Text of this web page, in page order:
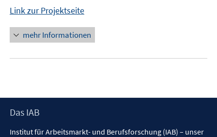
Link zur Projektseite
mehr Informationen
Footer
Das IAB
Institut für Arbeitsmarkt- und Berufsforschung (IAB) – unser